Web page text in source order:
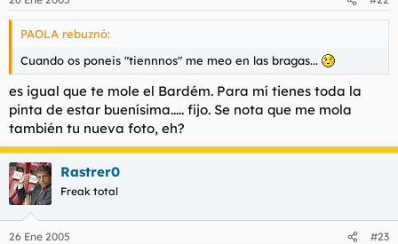
PAOLA rebuznó:
Cuando os poneis "tiennnos" me meo en las bragas...
es igual que te mole el Bardém. Para mí tienes toda la
pinta de estar buenísima..... fijo. Se nota que me mola
también tu nueva foto, eh?
Rastrer0
Freak total
26 Ene 2005 #23